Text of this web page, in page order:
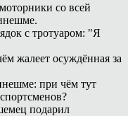
со всей
с тротуаром: "Я
жалеет осуждённая за
при чём тут
подарил